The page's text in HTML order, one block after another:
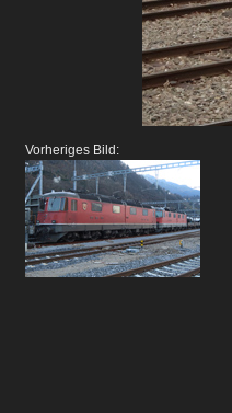
Vorheriges Bild: